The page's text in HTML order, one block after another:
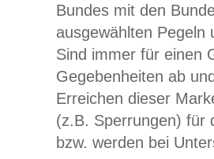
Bundes mit den
ausgewählten
Sind immer für einen
Gegebenheiten ab
Erreichen dieser
(z.B. Sperrungen) für
bzw. werden bei